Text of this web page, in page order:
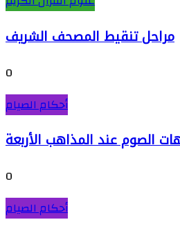
مراحل تنقيط المصحف الشريف
0
أحكام الصيام
الصوم عند المذاهب الأربعة
0
أحكام الصيام